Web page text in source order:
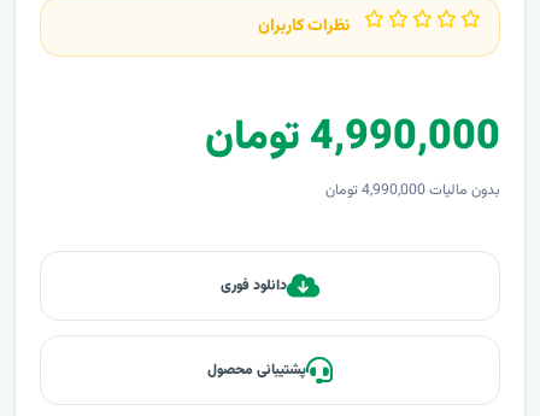
نظرات کاربران
4,990,000 تومان
بدون مالیات 4,990,000 تومان
دانلود فوری
پشتیبانی محصول